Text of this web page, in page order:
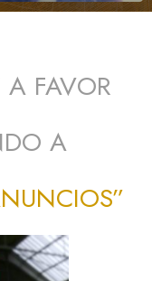
FAVOR
A